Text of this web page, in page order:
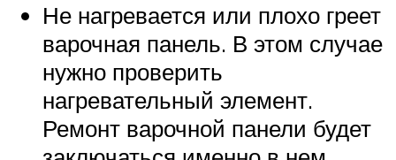
Не нагревается или плохо греет
варочная панель. В этом случае
нужно проверить
нагревательный элемент.
Ремонт варочной панели будет